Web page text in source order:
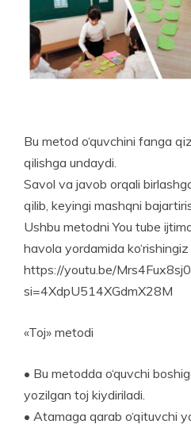
Bu metod o‘quvchini fanga
qilishga undaydi.
Savol va javob orqali
qilib, keyingi mashqni
Ushbu metodni You tube
havola yordamida ko‘rishingiz
https://youtu.be/
si=4XdpU514XGdmX28M
«Toj» metodi
• Bu metodda o‘quvchi
yozilgan toj kiydiriladi.
• Atamaga qarab o‘qituvchi